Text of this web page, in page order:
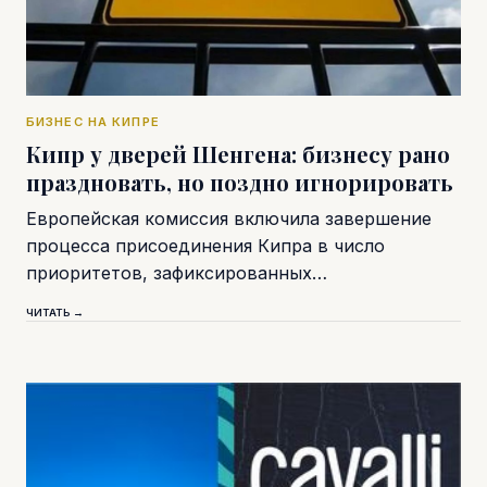
БИЗНЕС НА КИПРЕ
Кипр у дверей Шенгена: бизнесу рано
праздновать, но поздно игнорировать
Европейская комиссия включила завершение
процесса присоединения Кипра в число
приоритетов, зафиксированных…
ЧИТАТЬ →